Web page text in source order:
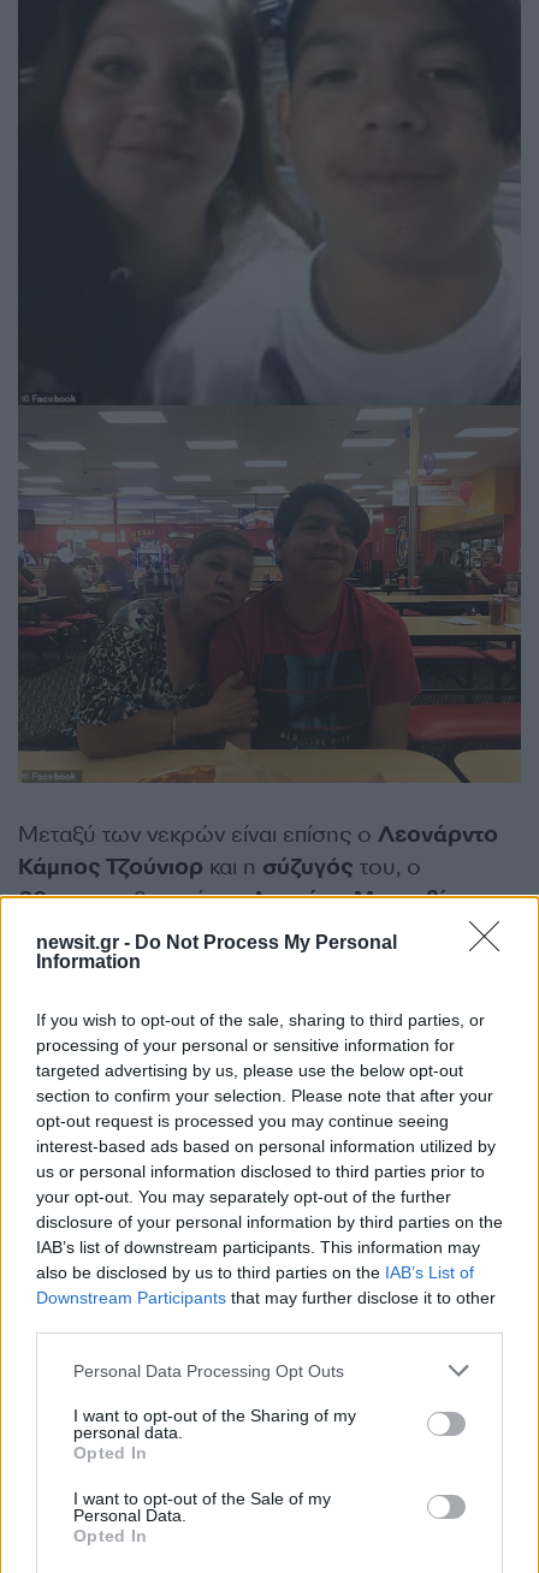
newsit.gr - Do Not Process My Personal
Information
If you wish to opt-out of the sale, sharing to third parties, or
processing of your personal or sensitive information for
targeted advertising by us, please use the below opt-out
section to confirm your selection. Please note that after your
opt-out request is processed you may continue seeing
interest-based ads based on personal information utilized by
us or personal information disclosed to third parties prior to
your opt-out. You may separately opt-out of the further
disclosure of your personal information by third parties on the
IAB’s list of downstream participants. This information may
also be disclosed by us to third parties on the IAB’s List of
Downstream Participants that may further disclose it to other
Please note that this website/app uses one or more Google
not limited to your visit or usage behaviour. You may click to
grant or deny consent to Google and its third-party tags to
use your data for below specified purposes in below Google
consent section.
Personal Data Processing Opt Outs
I want to opt-out of the Sharing of my
personal data.
Opted In
I want to opt-out of the Sale of my
Personal Data.
Opted In
Μεταξύ των νεκρών είναι επίσης ο Λεονάρντο
Κάμπος Τζούνιορ και η σύζυγός του, ο
60χρονοςβετεράνοςΑρτούρο Μπεναβίντες,
που βρισκόταν στο Walmart γιατί είχε πάει για
ψώνια με τη σύζυγό του. Εκείνη σώθηκε, εκείνος